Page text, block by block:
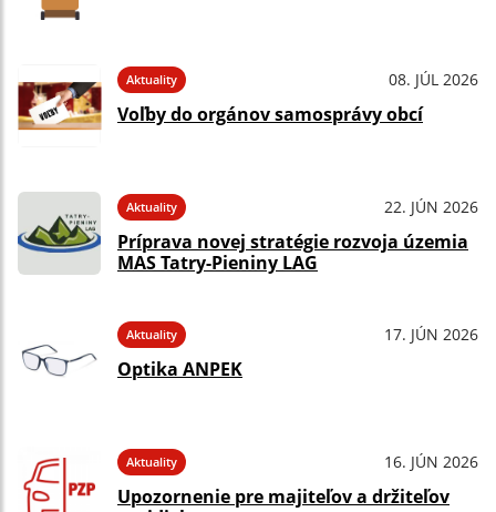
Aktuality 08. JÚL 2026
Voľby do orgánov samosprávy obcí
Aktuality 22. JÚN 2026
Príprava novej stratégie rozvoja územia
MAS Tatry-Pieniny LAG
Aktuality 17. JÚN 2026
Optika ANPEK
Aktuality 16. JÚN 2026
Upozornenie pre majiteľov a držiteľov